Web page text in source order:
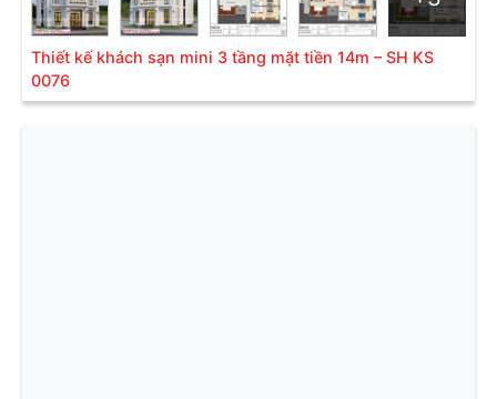
Thiết kế khách sạn mini 3 tầng mặt tiền 14m – SH KS
0076